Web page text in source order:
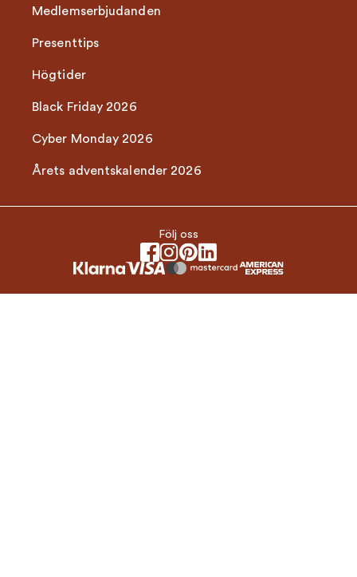
Medlemserbjudanden
Presenttips
Högtider
Black Friday 2026
Cyber Monday 2026
Årets adventskalender 2026
Följ oss